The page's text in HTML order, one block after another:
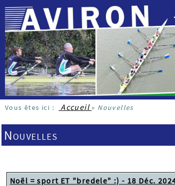
Vous êtes ici : Accueil » Nouvelles
Nouvelles
Noël = sport ET "bredele" :) - 18 Déc.